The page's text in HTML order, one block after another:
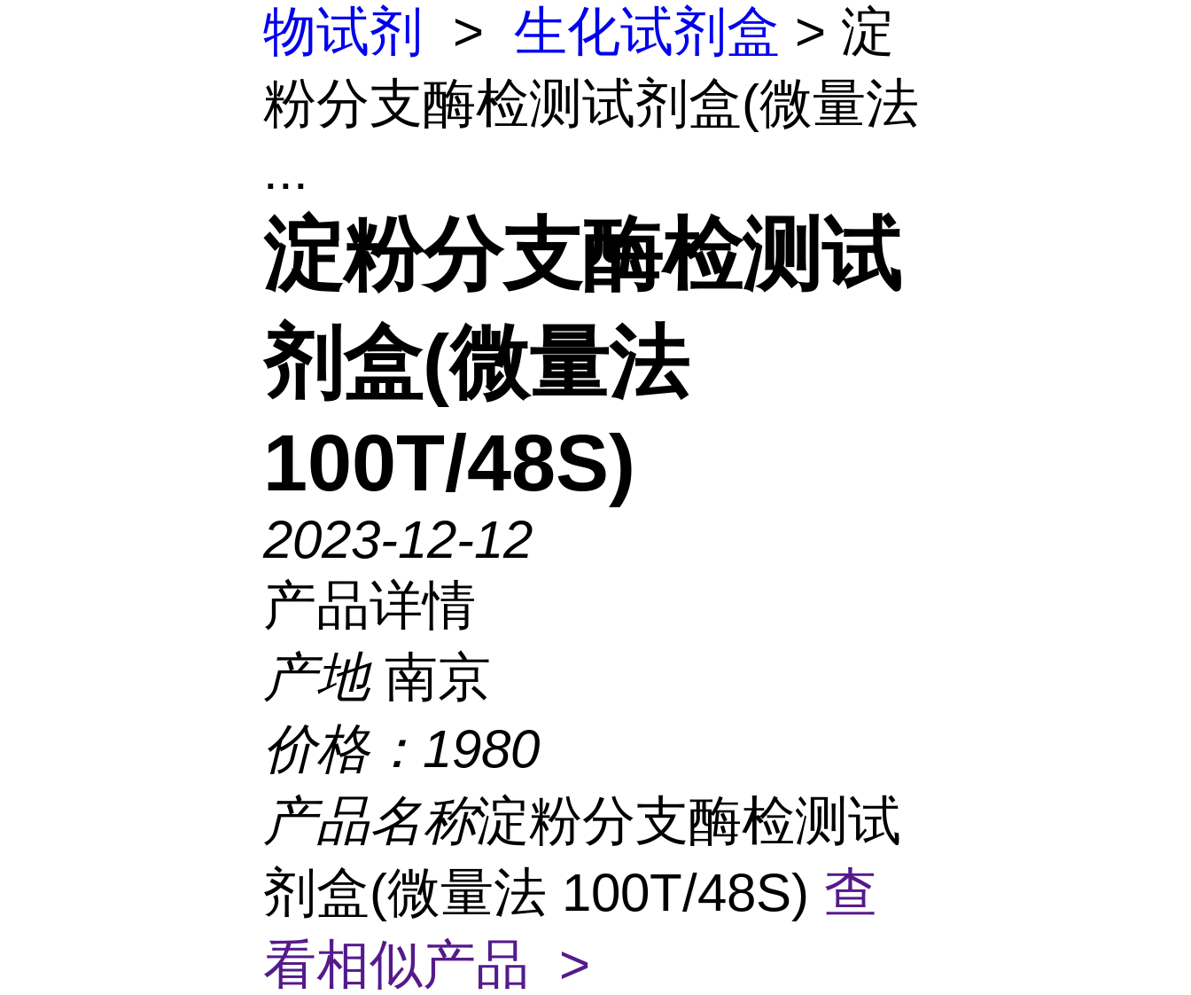
物试剂 > 生化试剂盒 > 淀
粉分支酶检测试剂盒(微量法
...
淀粉分支酶检测试
剂盒(微量法
100T/48S)
2023-12-12
产品详情
产地 南京
价格： 1980
产品名称淀粉分支酶检测试
剂盒(微量法 100T/48S) 查
看相似产品 >